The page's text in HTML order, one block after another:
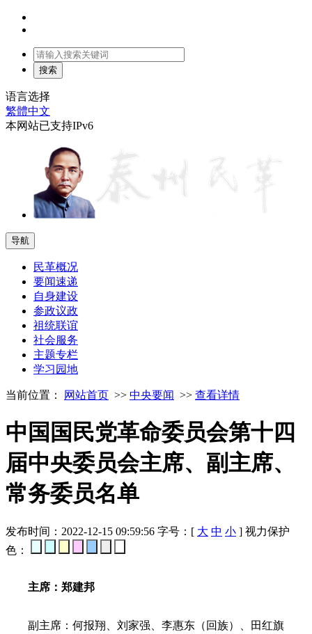
语言选择
繁體中文
本网站已支持IPv6
导航
民革概况
要闻速递
自身建设
参政议政
祖统联谊
社会服务
主题专栏
学习园地
当前位置： 网站首页 >> 中央要闻 >> 查看详情
中国国民党革命委员会第十四
届中央委员会主席、副主席、
常务委员名单
发布时间：2022-12-15 09:59:56 字号：[ 大 中 小 ] 视力保护
色：
主席：郑建邦
副主席：何报翔、刘家强、李惠东（回族）、田红旗